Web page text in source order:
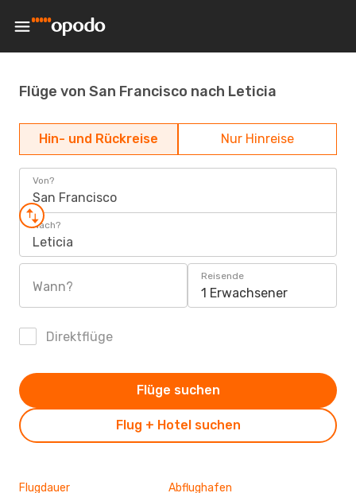
Flüge von San Francisco nach Leticia
Hin- und Rückreise Nur Hinreise
Von?
San Francisco
Nach?
Leticia
Wann?
Reisende
1 Erwachsener
Direktflüge
Flug + Hotel suchen
Flüge suchen
Flugdauer Abflughafen